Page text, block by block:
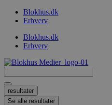
VidereBlokhus.dk
Erhverv
Blokhus.dk
Erhverv
...
resultater
Se alle resultater